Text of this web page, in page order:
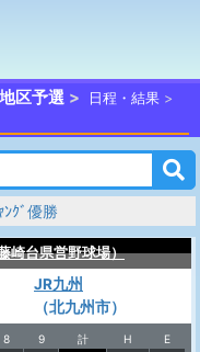
区予選
日程・結果
ﾞｯﾂﾔﾝｸﾞ優勝
崎台県営野球場）
JR九州
（北九州市）
8 9 計 H E